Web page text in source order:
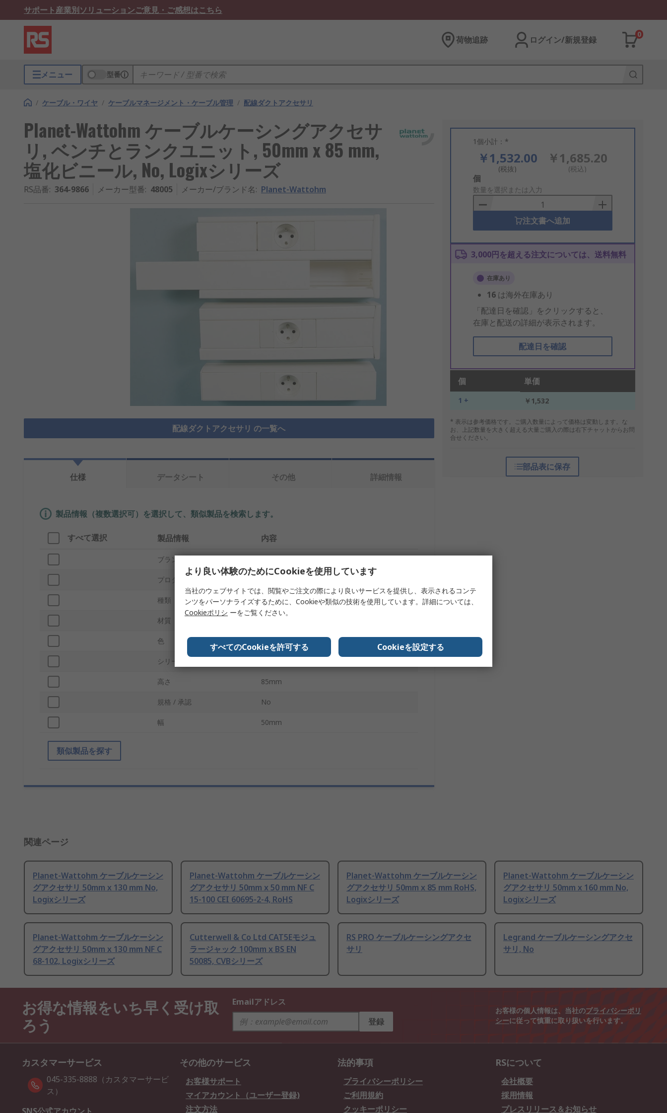
サポート産業別ソリューションご意見・ご感想はこちら
荷物追跡 ログイン/新規登録
0
メニュー 型番
/ ケーブル・ワイヤ / ケーブルマネージメント・ケーブル管理 / 配線ダクトアクセサリ
Planet-Wattohm ケーブルケーシングアクセサ
リ, ベンチとランクユニット, 50mm x 85 mm,
塩化ビニール, No, Logixシリーズ
RS品番: 364-9866 メーカー型番: 48005 メーカー/ブランド名: Planet-Wattohm
配線ダクトアクセサリ の一覧へ
1個小計：*
￥1,532.00
(税抜)
￥1,685.20
(税込)
Add
to
Basket
個
数量を選択または入力
注文書へ追加
3,000円を超える注文については、送料無料
在庫あり
16 は海外在庫あり
「配達日を確認」をクリックすると、
在庫と配送の詳細が表示されます。
配達日を確認
個 単価
1 + ￥1,532
* 表示は参考価格です。ご購入数量によって価格は変動します。な
お、上記数量を大きく超える大量ご購入の際は右下チャットからお問
合せください。
部品表に保存
仕様
データシート その他 詳細情報
製品情報（複数選択可）を選択して、類似製品を検索します。
すべて選択 製品情報 内容
ブランド
プロダクトタイプ
種類 ベンチとランクユニット
材質
色 ルミナスホワイト
シリーズ
高さ 85mm
規格 / 承認 No
幅 50mm
類似製品を探す
関連ページ
Planet-Wattohm ケーブルケーシン
グアクセサリ 50mm x 130 mm No,
Logixシリーズ
Planet-Wattohm ケーブルケーシン
グアクセサリ 50mm x 50 mm NF C
15-100 CEI 60695-2-4, RoHS
Planet-Wattohm ケーブルケーシン
グアクセサリ 50mm x 85 mm RoHS,
Logixシリーズ
Planet-Wattohm ケーブルケーシン
グアクセサリ 50mm x 160 mm No,
Logixシリーズ
Planet-Wattohm ケーブルケーシン
グアクセサリ 50mm x 130 mm NF C
68-102, Logixシリーズ
Cutterwell & Co Ltd CAT5Eモジュ
ラージャック 100mm x BS EN
50085, CVBシリーズ
RS PRO ケーブルケーシングアクセ
サリ
Legrand ケーブルケーシングアクセ
サリ, No
お得な情報をいち早く受け取
ろう
Emailアドレス
登録
お客様の個人情報は、当社のプライバシーポリ
シーに従って慎重に取り扱いを行います。
カスタマーサービス
045-335-8888（カスタマーサービ
ス）
その他のサービス
お客様サポート
マイアカウント（ユーザー登録)
注文方法
法的事項
プライバシーポリシー
ご利用規約
クッキーポリシー
RSについて
会社概要
採用情報
プレスリリース＆お知らせ
より良い体験のためにCookieを使用しています
当社のウェブサイトでは、閲覧やご注文の際により良いサービスを提供し、表示されるコンテ
ンツをパーソナライズするために、Cookieや類似の技術を使用しています。詳細については、
Cookieポリシ ーをご覧ください。
すべてのCookieを許可する Cookieを設定する